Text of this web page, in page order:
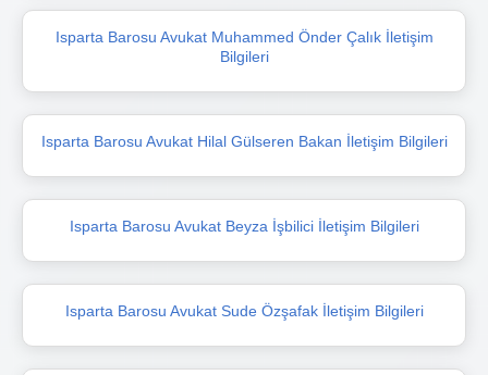
Isparta Barosu Avukat Muhammed Önder Çalık İletişim
Bilgileri
Isparta Barosu Avukat Hilal Gülseren Bakan İletişim Bilgileri
Isparta Barosu Avukat Beyza İşbilici İletişim Bilgileri
Isparta Barosu Avukat Sude Özşafak İletişim Bilgileri